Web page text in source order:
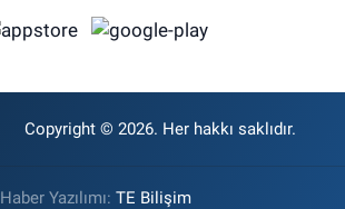
Copyright © 2026. Her hakkı saklıdır.
Haber Yazılımı: TE Bilişim